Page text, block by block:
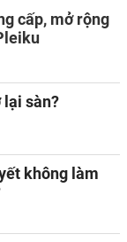
cấp, mở rộng
lại sàn?
không làm